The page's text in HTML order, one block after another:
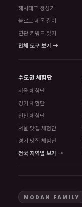
해시태그 생성기
블로그 제목 길이
연관 키워드 찾기
전체 도구 보기 →
수도권 체험단
서울 체험단
경기 체험단
인천 체험단
서울 맛집 체험단
경기 맛집 체험단
전국 지역별 보기 →
MODAN FAMILY